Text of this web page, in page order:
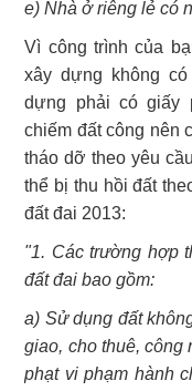
e) Nhà ở riêng lẻ có
Vì công trình của
xây dựng không
dựng phải có giấy
chiếm đất công nên
tháo dỡ theo yêu
thể bị thu hồi đất
đất đai 2013:
"1. Các trường hợp
đất đai bao gồm:
a) Sử dụng đất
giao, cho thuê, công
phạt vi phạm hành